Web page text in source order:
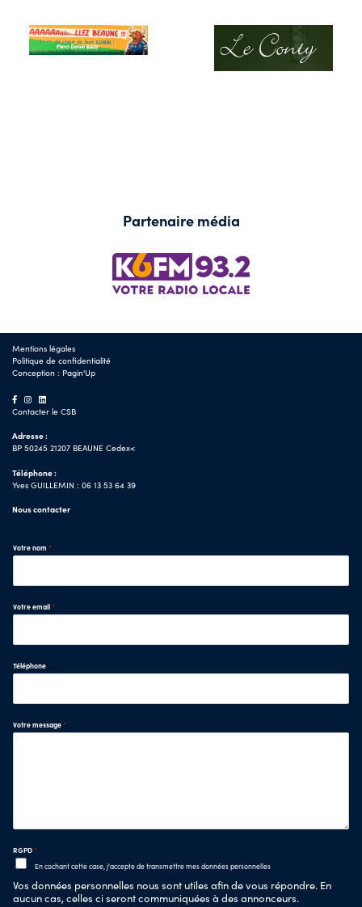
Partenaire média
Mentions légales
Politique de confidentialité
Conception : Pagin'Up
Contacter le CSB
Adresse :
BP 50245 21207 BEAUNE Cedex<
Téléphone :
Yves GUILLEMIN : 06 13 53 64 39
Nous contacter
Votre nom *
Votre email*
Téléphone
Votre message*
RGPD*
En cochant cette case, j'accepte de transmettre mes données personnelles
Vos données personnelles nous sont utiles afin de vous répondre. En
aucun cas, celles ci seront communiquées à des annonceurs.